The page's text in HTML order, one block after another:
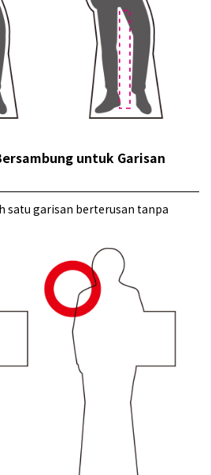
untuk Garisan
satu garisan berterusan tanpa